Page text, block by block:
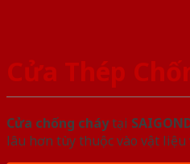
Cửa Thép
Cửa chống cháytại
lâu hơn tùy thuộc vào vật liệu